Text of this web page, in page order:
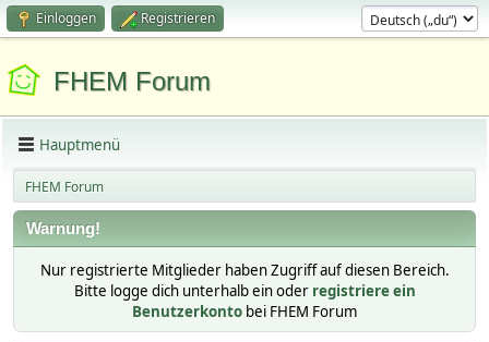
Einloggen Registrieren
FHEM Forum
Hauptmenü
FHEM Forum
Warnung!
Nur registrierte Mitglieder haben Zugriff auf diesen Bereich.
Bitte logge dich unterhalb ein oder registriere ein
Benutzerkonto bei FHEM Forum